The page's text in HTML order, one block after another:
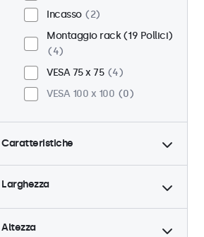
Incasso
2
Montaggio rack (19 Pollici)
4
VESA 75 x 75
4
VESA 100 x 100
0
Caratteristiche
4:3 / 5:4
1
9-36 Volt
Dimmerabile
4
Lettore multimediale USB
Larghezza
Altezza